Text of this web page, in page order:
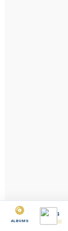
ALBUMS